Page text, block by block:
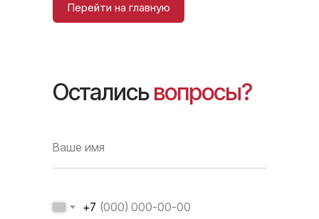
Перейти на главную
+7
Осталисьвопросы?